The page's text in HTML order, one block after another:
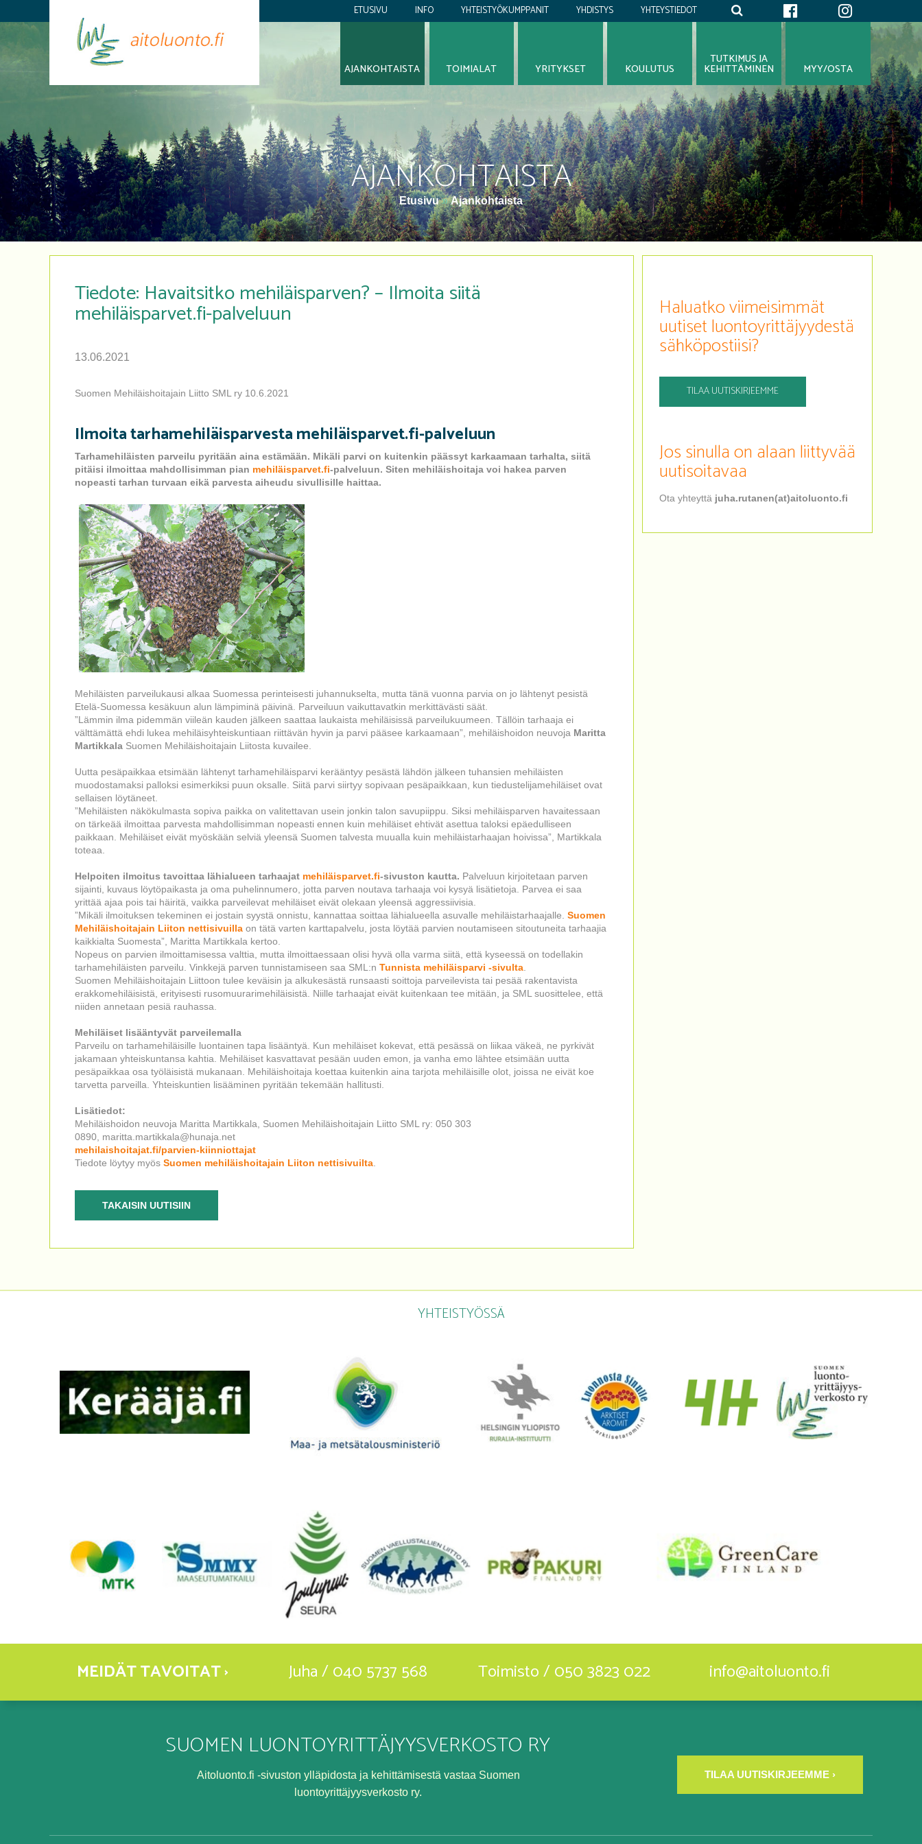
YHTEYSTIEDOT
YHDISTYS
YHTEISTYÖKUMPPANIT
INFO
ETUSIVU
AJANKOHTAISTA
Etusivu»Ajankohtaista
MYY/OSTA
TUTKIMUS JA
KEHITTÄMINEN
KOULUTUS
YRITYKSET
TOIMIALAT
AJANKOHTAISTA
Tiedote: Havaitsitko mehiläisparven? – Ilmoita siitä
mehiläisparvet.fi-palveluun
13.06.2021
Suomen Mehiläishoitajain Liitto SML ry 10.6.2021
Ilmoita tarhamehiläisparvesta mehiläisparvet.fi-palveluun
Tarhamehiläisten parveilu pyritään aina estämään. Mikäli parvi on kuitenkin päässyt karkaamaan tarhalta, siitä
pitäisi ilmoittaa mahdollisimman pian mehiläisparvet.fi-palveluun. Siten mehiläishoitaja voi hakea parven
nopeasti tarhan turvaan eikä parvesta aiheudu sivullisille haittaa.
Mehiläisten parveilukausi alkaa Suomessa perinteisesti juhannukselta, mutta tänä vuonna parvia on jo lähtenyt pesistä
Etelä-Suomessa kesäkuun alun lämpiminä päivinä. Parveiluun vaikuttavatkin merkittävästi säät.
”Lämmin ilma pidemmän viileän kauden jälkeen saattaa laukaista mehiläisissä parveilukuumeen. Tällöin tarhaaja ei
välttämättä ehdi lukea mehiläisyhteiskuntiaan riittävän hyvin ja parvi pääsee karkaamaan”, mehiläishoidon neuvoja Maritta
Martikkala Suomen Mehiläishoitajain Liitosta kuvailee.
Uutta pesäpaikkaa etsimään lähtenyt tarhamehiläisparvi kerääntyy pesästä lähdön jälkeen tuhansien mehiläisten
muodostamaksi palloksi esimerkiksi puun oksalle. Siitä parvi siirtyy sopivaan pesäpaikkaan, kun tiedustelijamehiläiset ovat
sellaisen löytäneet.
”Mehiläisten näkökulmasta sopiva paikka on valitettavan usein jonkin talon savupiippu. Siksi mehiläisparven havaitessaan
on tärkeää ilmoittaa parvesta mahdollisimman nopeasti ennen kuin mehiläiset ehtivät asettua taloksi epäedulliseen
paikkaan. Mehiläiset eivät myöskään selviä yleensä Suomen talvesta muualla kuin mehiläistarhaajan hoivissa”, Martikkala
toteaa.
Helpoiten ilmoitus tavoittaa lähialueen tarhaajat mehiläisparvet.fi-sivuston kautta. Palveluun kirjoitetaan parven
sijainti, kuvaus löytöpaikasta ja oma puhelinnumero, jotta parven noutava tarhaaja voi kysyä lisätietoja. Parvea ei saa
yrittää ajaa pois tai häiritä, vaikka parveilevat mehiläiset eivät olekaan yleensä aggressiivisia.
”Mikäli ilmoituksen tekeminen ei jostain syystä onnistu, kannattaa soittaa lähialueella asuvalle mehiläistarhaajalle. Suomen
Mehiläishoitajain Liiton nettisivuilla on tätä varten karttapalvelu, josta löytää parvien noutamiseen sitoutuneita tarhaajia
kaikkialta Suomesta”, Maritta Martikkala kertoo.
Nopeus on parvien ilmoittamisessa valttia, mutta ilmoittaessaan olisi hyvä olla varma siitä, että kyseessä on todellakin
tarhamehiläisten parveilu. Vinkkejä parven tunnistamiseen saa SML:n Tunnista mehiläisparvi -sivulta
Suomen Mehiläishoitajain Liittoon tulee keväisin ja alkukesästä runsaasti soittoja parveilevista tai pesää rakentavista
erakkomehiläisistä, erityisesti rusomuurarimehiläisistä. Niille tarhaajat eivät kuitenkaan tee mitään, ja SML suosittelee, että
niiden annetaan pesiä rauhassa.
Mehiläiset lisääntyvät parveilemalla
Parveilu on tarhamehiläisille luontainen tapa lisääntyä. Kun mehiläiset kokevat, että pesässä on liikaa väkeä, ne pyrkivät
jakamaan yhteiskuntansa kahtia. Mehiläiset kasvattavat pesään uuden emon, ja vanha emo lähtee etsimään uutta
pesäpaikkaa osa työläisistä mukanaan. Mehiläishoitaja koettaa kuitenkin aina tarjota mehiläisille olot, joissa ne eivät koe
tarvetta parveilla. Yhteiskuntien lisääminen pyritään tekemään hallitusti.
Lisätiedot:
Mehiläishoidon neuvoja Maritta Martikkala, Suomen Mehiläishoitajain Liitto SML ry: 050 303
0890, maritta.martikkala@hunaja.net
mehilaishoitajat.fi/parvien-kiinniottajat
Tiedote löytyy myös Suomen mehiläishoitajain Liiton nettisivuilta
TAKAISIN UUTISIIN
Haluatko viimeisimmät
uutiset luontoyrittäjyydestä
sähköpostiisi?
TILAA UUTISKIRJEEMME
Jos sinulla on alaan liittyvää
uutisoitavaa
Ota yhteyttä juha.rutanen(at)aitoluonto.fi
YHTEISTYÖSSÄ
MEIDÄT TAVOITAT › Juha / 040 5737 568 Toimisto / 050 3823 022 info@aitoluonto.fi
SUOMEN LUONTOYRITTÄJYYSVERKOSTO RY
Aitoluonto.fi -sivuston ylläpidosta ja kehittämisestä vastaa Suomen
luontoyrittäjyysverkosto ry.
TILAA UUTISKIRJEEMME ›